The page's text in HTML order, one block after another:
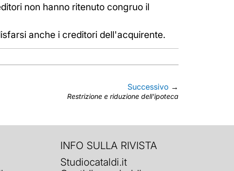
non hanno ritenuto congruo il
anche i creditori dell'acquirente.
Successivo →
Restrizione e riduzione dell'ipoteca
INFO SULLA RIVISTA
Studiocataldi.it